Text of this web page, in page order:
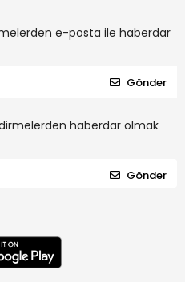
e-posta ile haberdar
Gönder
haberdar olmak
Gönder